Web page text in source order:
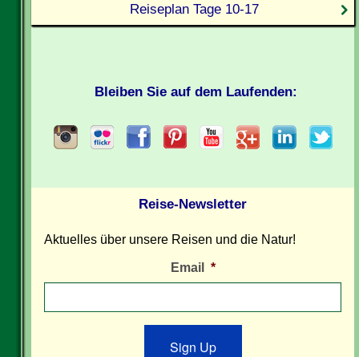
Reiseplan Tage 10-17
Bleiben Sie auf dem Laufenden:
Reise-Newsletter
Aktuelles über unsere Reisen und die Natur!
Email *
Sign Up